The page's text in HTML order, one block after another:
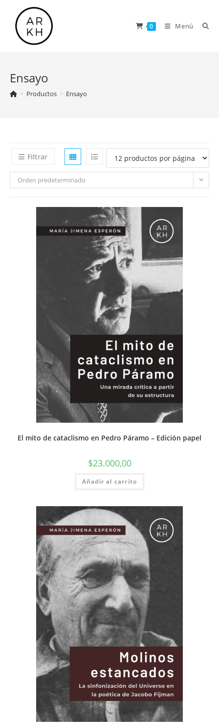
contenido
0 Menú
Ensayo
> Productos > Ensayo
Filtrar
Orden predeterminado
El mito de cataclismo en Pedro Páramo – Edición papel
$23.000,00
Añadir al carrito